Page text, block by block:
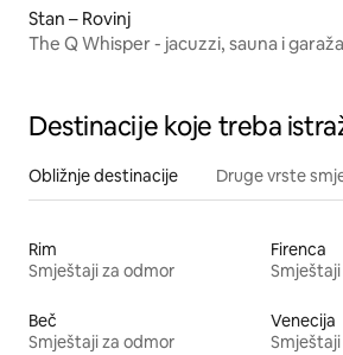
Stan – Rovinj
The Q Whisper - jacuzzi, sauna i garaža
Destinacije koje treba
Obližnje destinacije Druge vrste
Rim
Smještaji za odmor
Firenca
Beč
Smještaji za odmor
Venecija